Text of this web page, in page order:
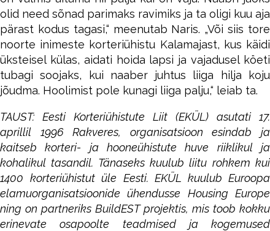
olid need sõnad parimaks ravimiks ja ta oligi kuu aja
pärast kodus tagasi,“ meenutab Naris. „Või siis tore
noorte inimeste korteriühistu Kalamajast, kus käidi
üksteisel külas, aidati hoida lapsi ja vajadusel köeti
tubagi soojaks, kui naaber juhtus liiga hilja koju
jõudma. Hoolimist pole kunagi liiga palju,“ leiab ta.
TAUST: Eesti Korteriühistute Liit (EKÜL) asutati 17.
aprillil 1996 Rakveres, organisatsioon esindab ja
kaitseb korteri- ja hooneühistute huve riiklikul ja
kohalikul tasandil. Tänaseks kuulub liitu rohkem kui
1400 korteriühistut üle Eesti. EKÜL kuulub Euroopa
elamuorganisatsioonide ühendusse Housing Europe
ning on partneriks BuildEST projektis, mis toob kokku
erinevate osapoolte teadmised ja kogemused